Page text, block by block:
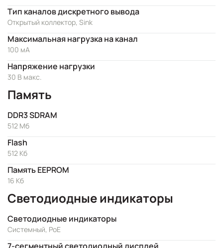
Тип каналов дискретного вывода
Открытый коллектор, Sink
Максимальная нагрузка на канал
100 мА
Напряжение нагрузки
30 В макс.
Память
DDR3 SDRAM
512 Мб
Flash
512 Кб
Память EEPROM
16 Кб
Светодиодные индикаторы
Светодиодные индикаторы
Системный, PoE